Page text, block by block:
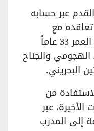
عبر حسابه
مع
البرازيلي فابيو غاما، البالغ من العمر 33 عاماً
والجناح
البحريني.
من
عبر
إلى المدرب